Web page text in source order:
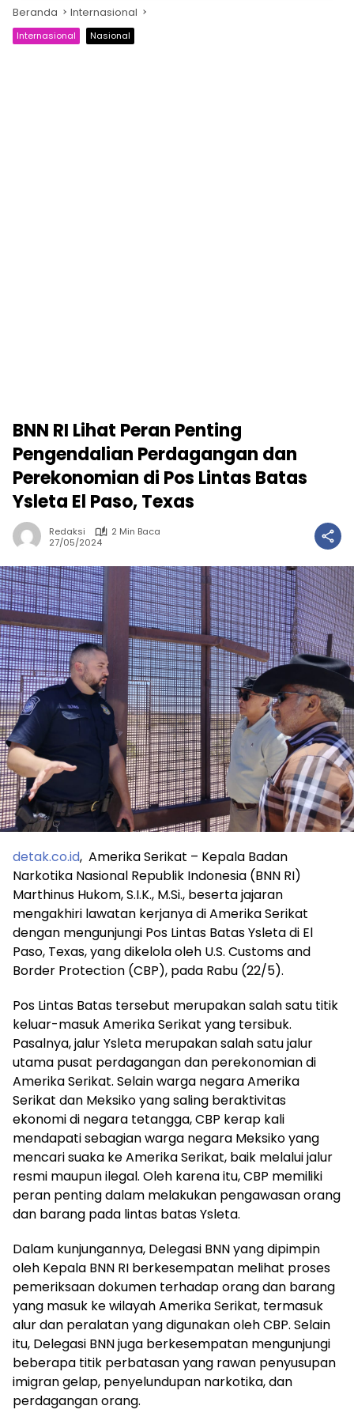
Beranda Internasional
Internasional Nasional
BNN RI Lihat Peran Penting
Pengendalian Perdagangan dan
Perekonomian di Pos Lintas Batas
Ysleta El Paso, Texas
Redaksi
2 Min Baca
27/05/2024
detak.co.id, Amerika Serikat – Kepala Badan
Narkotika Nasional Republik Indonesia (BNN RI)
Marthinus Hukom, S.I.K., M.Si., beserta jajaran
mengakhiri lawatan kerjanya di Amerika Serikat
dengan mengunjungi Pos Lintas Batas Ysleta di El
Paso, Texas, yang dikelola oleh U.S. Customs and
Border Protection (CBP), pada Rabu (22/5).
Pos Lintas Batas tersebut merupakan salah satu titik
keluar-masuk Amerika Serikat yang tersibuk.
Pasalnya, jalur Ysleta merupakan salah satu jalur
utama pusat perdagangan dan perekonomian di
Amerika Serikat. Selain warga negara Amerika
Serikat dan Meksiko yang saling beraktivitas
ekonomi di negara tetangga, CBP kerap kali
mendapati sebagian warga negara Meksiko yang
mencari suaka ke Amerika Serikat, baik melalui jalur
resmi maupun ilegal. Oleh karena itu, CBP memiliki
peran penting dalam melakukan pengawasan orang
dan barang pada lintas batas Ysleta.
Dalam kunjungannya, Delegasi BNN yang dipimpin
oleh Kepala BNN RI berkesempatan melihat proses
pemeriksaan dokumen terhadap orang dan barang
yang masuk ke wilayah Amerika Serikat, termasuk
alur dan peralatan yang digunakan oleh CBP. Selain
itu, Delegasi BNN juga berkesempatan mengunjungi
beberapa titik perbatasan yang rawan penyusupan
imigran gelap, penyelundupan narkotika, dan
perdagangan orang.